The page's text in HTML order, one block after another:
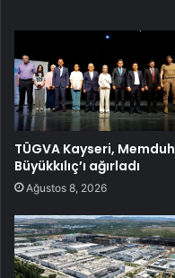
TÜGVA Kayseri, Memduh
Büyükkılıç’ı ağırladı
Ağustos 8, 2026